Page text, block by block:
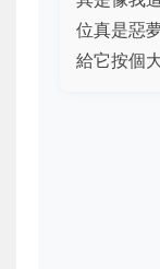
位真是惡夢
給它按個